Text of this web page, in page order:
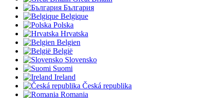
България
Belgique
Polska
Hrvatska
Belgien
België
Slovensko
Suomi
Ireland
Česká republika
Romania